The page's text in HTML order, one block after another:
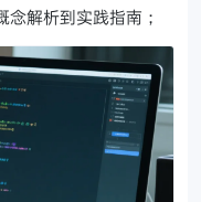
解析到实践指南；